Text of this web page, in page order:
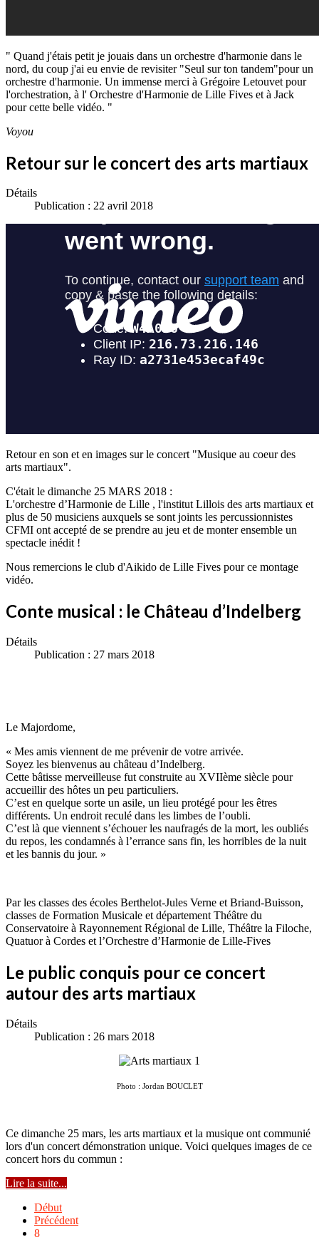
" Quand j'étais petit je jouais dans un orchestre d'harmonie dans le
nord, du coup j'ai eu envie de revisiter "Seul sur ton tandem"pour un
orchestre d'harmonie. Un immense merci à Grégoire Letouvet pour
l'orchestration, à l' Orchestre d'Harmonie de Lille Fives et à Jack
pour cette belle vidéo. "
Voyou
Retour sur le concert des arts martiaux
Détails
Publication : 22 avril 2018
Retour en son et en images sur le concert "Musique au coeur des
arts martiaux".
C'était le dimanche 25 MARS 2018 :
L'orchestre d’Harmonie de Lille , l'institut Lillois des arts martiaux et
plus de 50 musiciens auxquels se sont joints les percussionnistes
CFMI ont accepté de se prendre au jeu et de monter ensemble un
spectacle inédit !
Nous remercions le club d'Aikido de Lille Fives pour ce montage
vidéo.
Conte musical : le Château d’Indelberg
Détails
Publication : 27 mars 2018
Le Majordome,
« Mes amis viennent de me prévenir de votre arrivée.
Soyez les bienvenus au château d’Indelberg.
Cette bâtisse merveilleuse fut construite au XVIIème siècle pour
accueillir des hôtes un peu particuliers.
C’est en quelque sorte un asile, un lieu protégé pour les êtres
différents. Un endroit reculé dans les limbes de l’oubli.
C’est là que viennent s’échouer les naufragés de la mort, les oubliés
du repos, les condamnés à l’errance sans fin, les horribles de la nuit
et les bannis du jour. »
Par les classes des écoles Berthelot-Jules Verne et Briand-Buisson,
classes de Formation Musicale et département Théâtre du
Conservatoire à Rayonnement Régional de Lille, Théâtre la Filoche,
Quatuor à Cordes et l’Orchestre d’Harmonie de Lille-Fives
Le public conquis pour ce concert
autour des arts martiaux
Détails
Publication : 26 mars 2018
Photo : Jordan BOUCLET
Ce dimanche 25 mars, les arts martiaux et la musique ont communié
lors d'un concert démonstration unique. Voici quelques images de ce
concert hors du commun :
Lire la suite...
Début
Précédent
8